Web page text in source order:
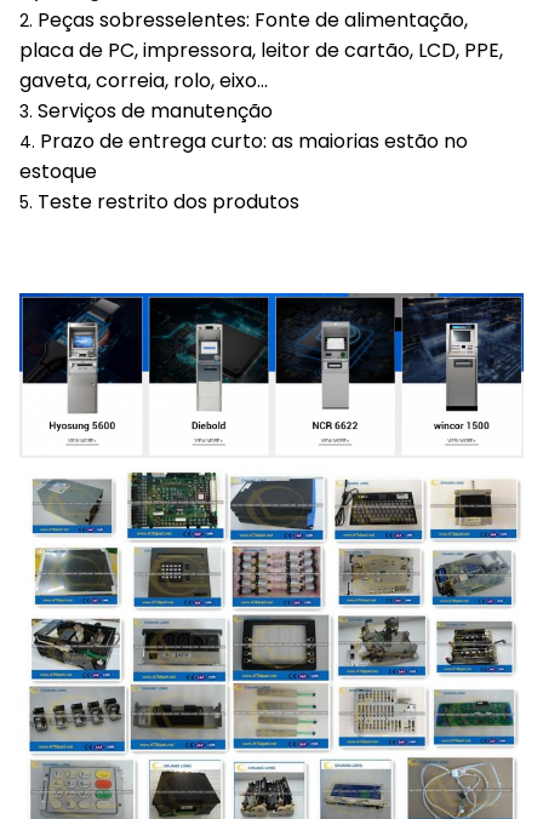
2. Peças sobresselentes: Fonte de alimentação,
placa de PC, impressora, leitor de cartão, LCD, PPE,
gaveta, correia, rolo, eixo…
3. Serviços de manutenção
4. Prazo de entrega curto: as maiorias estão no
estoque
5. Teste restrito dos produtos